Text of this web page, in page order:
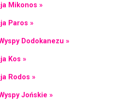
Mikonos »
Paros »
Dodokanezu »
Kos »
Rodos »
Jońskie »